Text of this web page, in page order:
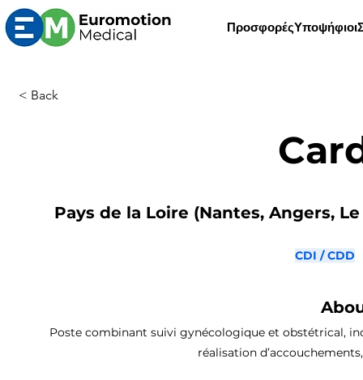
ΠροσφορέςΥποψήφιοι
< Back
Pays de la Loire (Nantes, Angers,
CDI / CDD
Poste combinant suivi gynécologique et obstétrical,
réalisation